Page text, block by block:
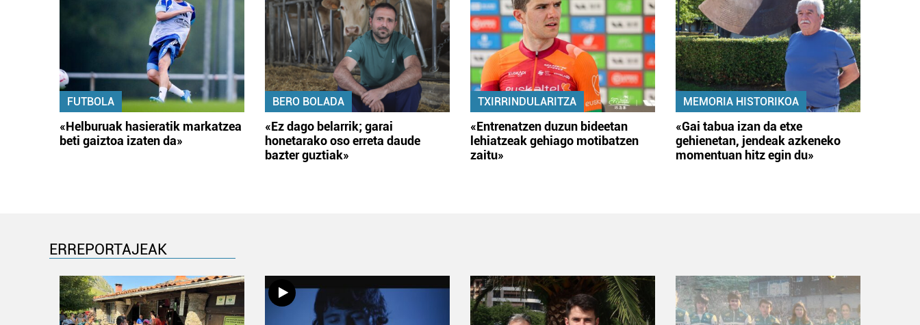
FUTBOLA
«Helburuak hasieratik markatzea
beti gaiztoa izaten da»
BERO BOLADA
«Ez dago belarrik; garai
honetarako oso erreta daude
bazter guztiak»
TXIRRINDULARITZA
«Entrenatzen duzun bideetan
lehiatzeak gehiago motibatzen
zaitu»
MEMORIA HISTORIKOA
«Gai tabua izan da etxe
gehienetan, jendeak azkeneko
momentuan hitz egin du»
ERREPORTAJEAK